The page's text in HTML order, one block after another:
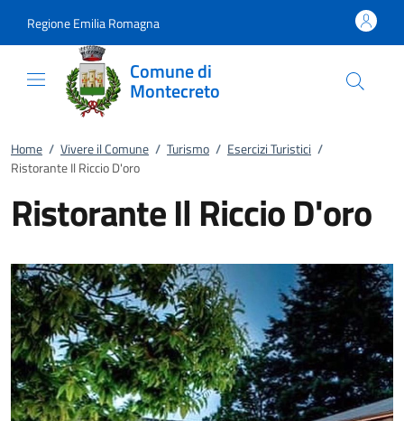
Regione Emilia Romagna
Comune di
Montecreto
Home / Vivere il Comune / Turismo / Esercizi Turistici /
Ristorante Il Riccio D'oro
Ristorante Il Riccio D'oro